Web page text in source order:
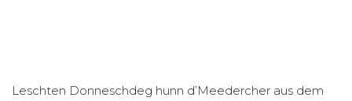
Leschten Donneschdeg hunn d’Meedercher aus dem